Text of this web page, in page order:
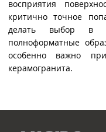
восприятия
критично точное
делать выбор в
полноформатные
особенно важно
керамогранита.